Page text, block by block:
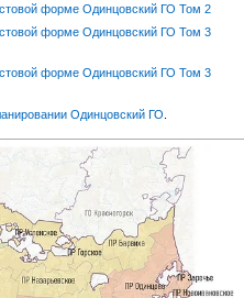
форме Одинцовский ГО Том 2
форме Одинцовский ГО Том 3
форме Одинцовский ГО Том 3
Одинцовский ГО